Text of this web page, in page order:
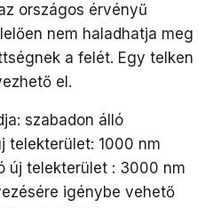
országos érvényű
nem haladhatja meg
a felét. Egy telken
el.
szabadon álló
telekterület: 1000 nm
új telekterület : 3000 nm
igénybe vehető